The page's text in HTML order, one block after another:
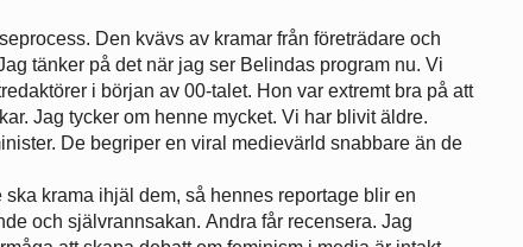
Den kvävs av kramar från företrädare och
tänker på det när jag ser Belindas program nu. Vi
i början av 00-talet. Hon var extremt bra på att
Jag tycker om henne mycket. Vi har blivit äldre.
De begriper en viral medievärld snabbare än de
ska krama ihjäl dem, så hennes reportage blir en
och självrannsakan. Andra får recensera. Jag